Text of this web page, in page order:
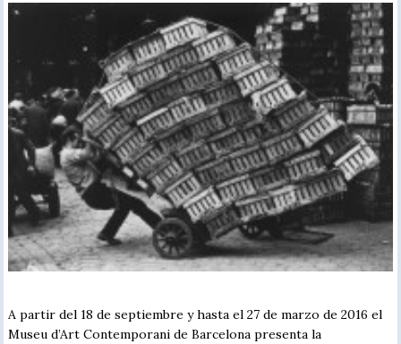
A partir del 18 de septiembre y hasta el 27 de marzo de 2016 el
Museu d’Art Contemporani de Barcelona presenta la